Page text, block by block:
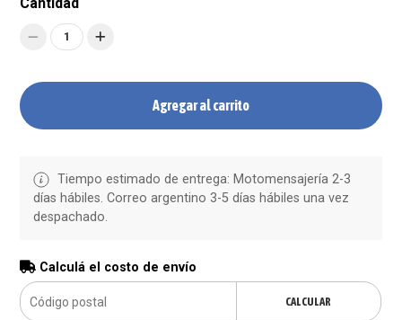
1
Agregar al carrito
Tiempo estimado de entrega: Motomensajería 2-3
días hábiles. Correo argentino 3-5 días hábiles una vez
despachado.
Calculá el costo de envío
CALCULAR